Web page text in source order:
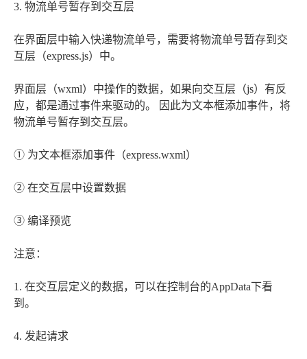
3. 物流单号暂存到交互层
在界面层中输入快递物流单号，需要将物流单号暂存到交
互层（express.js）中。
界面层（wxml）中操作的数据，如果向交互层（js）有反
应，都是通过事件来驱动的。 因此为文本框添加事件，将
物流单号暂存到交互层。
① 为文本框添加事件（express.wxml）
② 在交互层中设置数据
③ 编译预览
注意：
1. 在交互层定义的数据，可以在控制台的AppData下看
到。
4. 发起请求